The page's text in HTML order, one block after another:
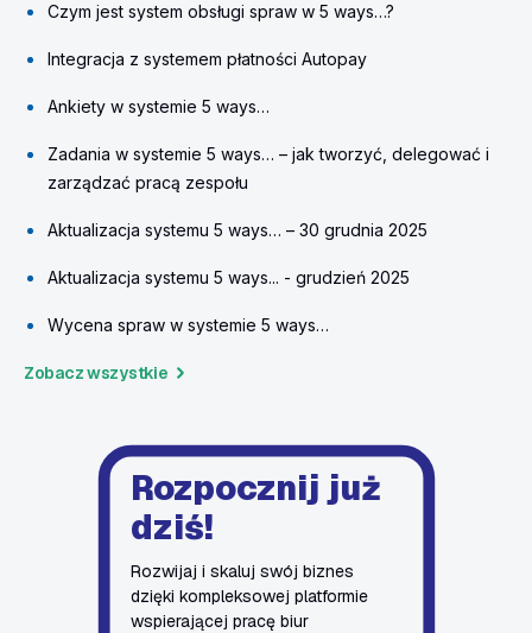
Czym jest system obsługi spraw w 5 ways…?
Integracja z systemem płatności Autopay
Ankiety w systemie 5 ways…
Zadania w systemie 5 ways… – jak tworzyć, delegować i
zarządzać pracą zespołu
Aktualizacja systemu 5 ways… – 30 grudnia 2025
Aktualizacja systemu 5 ways... - grudzień 2025
Wycena spraw w systemie 5 ways…
Zobacz wszystkie
Rozpocznij już
dziś!
Rozwijaj i skaluj swój biznes
dzięki kompleksowej platformie
wspierającej pracę biur